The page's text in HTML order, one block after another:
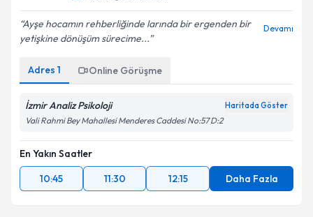
Ayşe hocamın rehberliğinde larında bir ergenden bir
yetişkine dönüşüm sürecime...
Devamı
Adres 1 Online Görüşme
İzmir Analiz Psikoloji Haritada Göster
Vali Rahmi Bey Mahallesi Menderes Caddesi No:57 D:2
En Yakın Saatler
10:45
11:30 12:15 Daha Fazla